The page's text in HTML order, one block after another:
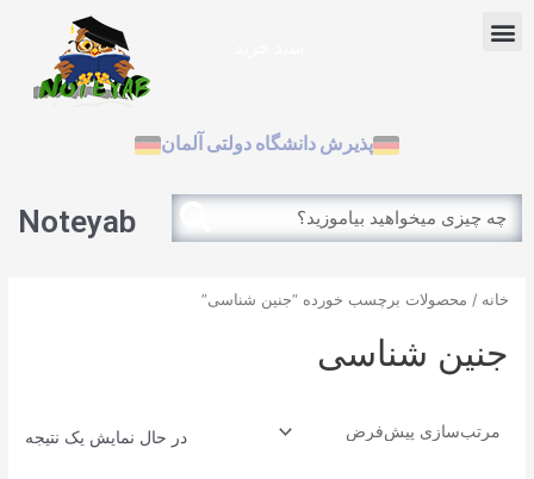
Menu
پذیرش دانشگاه دولتی آلمان
Search
Search
Noteyab
خانه / محصولات برچسب خورده “جنین شناسی”
جنین شناسی
در حال نمایش یک نتیجه